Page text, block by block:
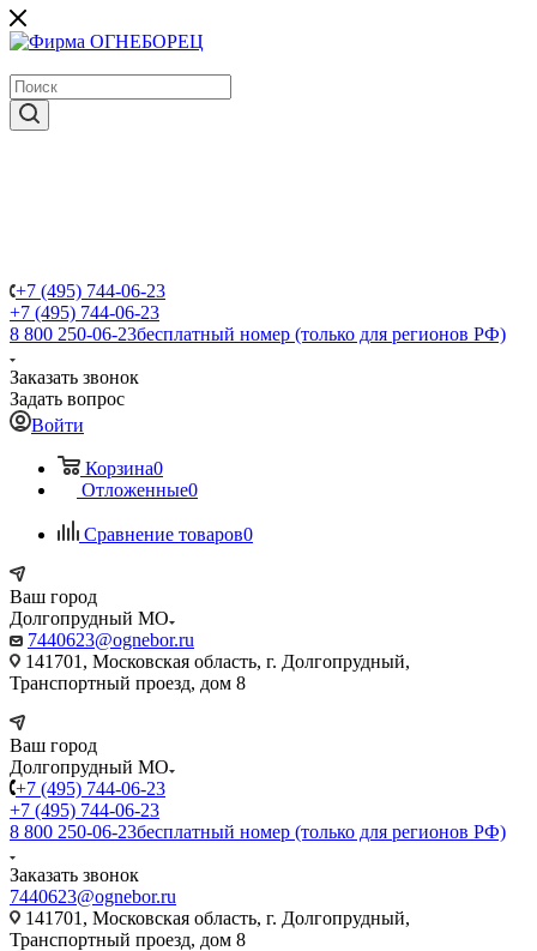
+7 (495) 744-06-23
+7 (495) 744-06-23
8 800 250-06-23бесплатный номер (только для регионов РФ)
Заказать звонок
Задать вопрос
Войти
Корзина0
Отложенные0
Сравнение товаров0
Ваш город
Долгопрудный МО
7440623@ognebor.ru
141701, Московская область, г. Долгопрудный,
Транспортный проезд, дом 8
Ваш город
Долгопрудный МО
+7 (495) 744-06-23
+7 (495) 744-06-23
8 800 250-06-23бесплатный номер (только для регионов РФ)
Заказать звонок
7440623@ognebor.ru
141701, Московская область, г. Долгопрудный,
Транспортный проезд, дом 8